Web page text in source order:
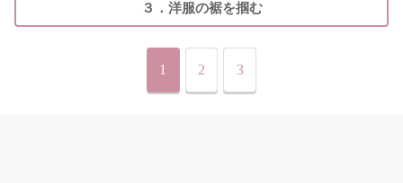
３．洋服の裾を掴む
1 2 3